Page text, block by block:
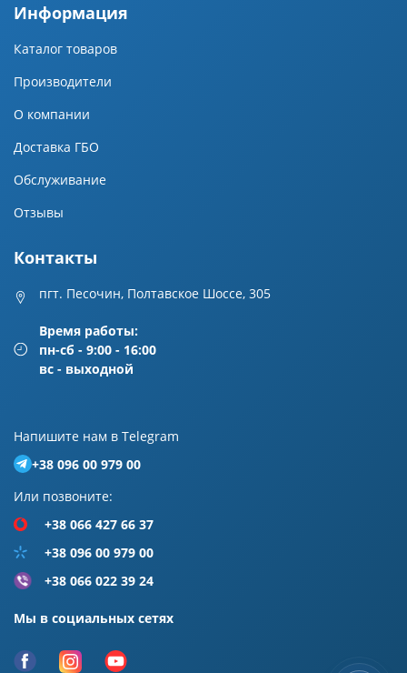
Информация
Каталог товаров
Производители
О компании
Доставка ГБО
Обслуживание
Отзывы
Контакты
пгт. Песочин, Полтавское Шоссе, 305
Время работы:
пн-сб - 9:00 - 16:00
вс - выходной
Напишите нам в Telegram
+38 096 00 979 00
Или позвоните:
+38 066 427 66 37
+38 096 00 979 00
+38 066 022 39 24
Мы в социальных сетях